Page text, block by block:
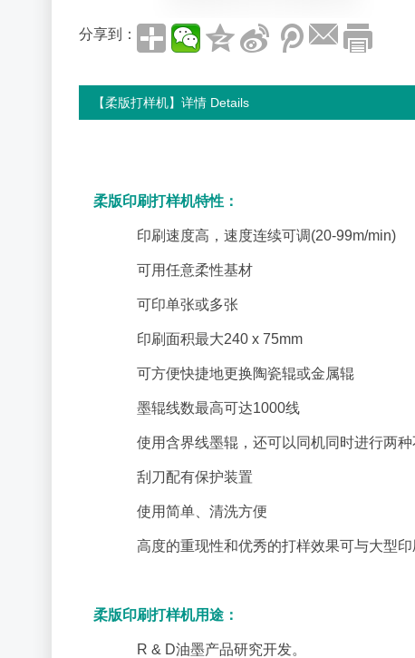
分享到：
【柔版打样机】详情 Details
柔版印刷打样机特性：
印刷速度高，速度连续可调(20-99m/min)
可用任意柔性基材
可印单张或多张
印刷面积最大240 x 75mm
可方便快捷地更换陶瓷辊或金属辊
墨辊线数最高可达1000线
使用含界线墨辊，还可以同机同时进行两种
刮刀配有保护装置
使用简单、清洗方便
高度的重现性和优秀的打样效果可与大型印
柔版印刷打样机用途：
R & D油墨产品研究开发。